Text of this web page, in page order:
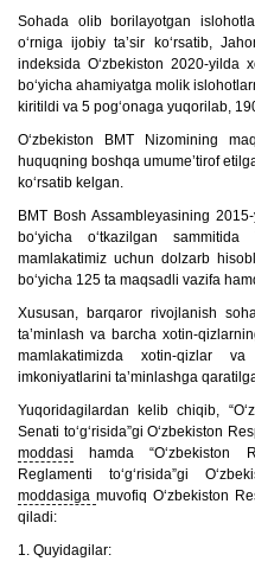
Sohada olib borilayotgan
o‘rniga ijobiy ta’sir ko‘rsatib,
indeksida O‘zbekiston 2020-yilda
bo‘yicha ahamiyatga molik
kiritildi va 5 pog‘onaga yuqorilab,
O‘zbekiston BMT Nizomining
huquqning boshqa umume’tirof
ko‘rsatib kelgan.
BMT Bosh Assambleyasining
bo‘yicha o‘tkazilgan
mamlakatimiz uchun dolzarb
bo‘yicha 125 ta maqsadli vazifa
Xususan, barqaror rivojlanish
ta’minlash va barcha xotin-
mamlakatimizda xotin-qizlar
imkoniyatlarini ta’minlashga
Yuqoridagilardan kelib chiqib,
Senati to‘g‘risida”gi O‘zbekiston
moddasi hamda “O‘zbekiston
Reglamenti to‘g‘risida”gi
moddasiga muvofiq O‘zbekiston
qiladi:
1. Quyidagilar: